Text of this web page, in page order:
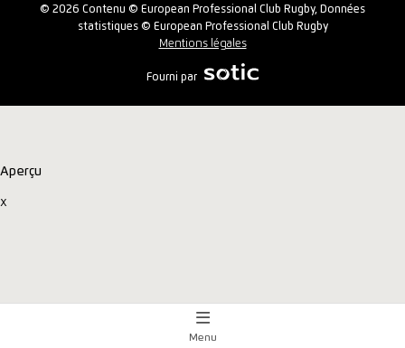
© 2026 Contenu © European Professional Club Rugby, Données
statistiques © European Professional Club Rugby
Mentions légales
Fourni par
Aperçu
x
Menu